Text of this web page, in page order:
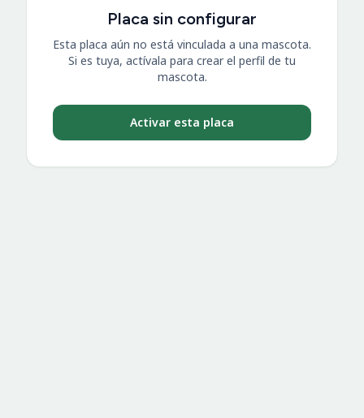
Placa sin configurar
Esta placa aún no está vinculada a una mascota.
Si es tuya, actívala para crear el perfil de tu
mascota.
Activar esta placa